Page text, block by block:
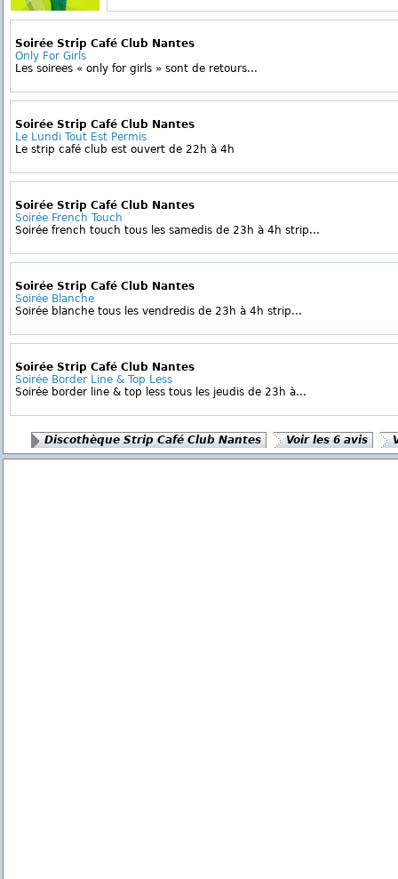
Soirée Strip Café Club Nantes
Only For Girls
Les soirees « only for girls » sont de retours...
Soirée Strip Café Club Nantes
Le Lundi Tout Est Permis
Le strip café club est ouvert de 22h à 4h
Soirée Strip Café Club Nantes
Soirée French Touch
Soirée french touch tous les samedis de 23h à 4h strip...
Soirée Strip Café Club Nantes
Soirée Blanche
Soirée blanche tous les vendredis de 23h à 4h strip...
Soirée Strip Café Club Nantes
Soirée Border Line & Top Less
Soirée border line & top less tous les jeudis de 23h à...
Discothèque Strip Café Club Nantes Voir les 6 avis